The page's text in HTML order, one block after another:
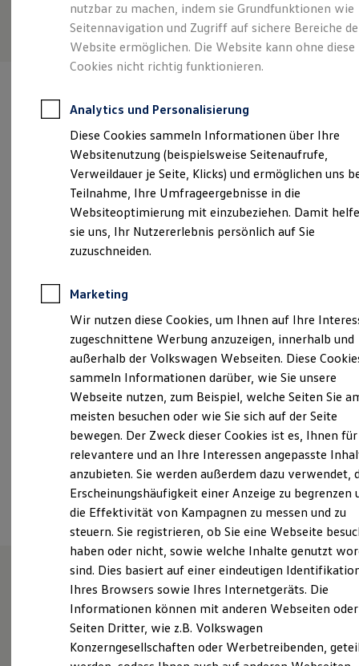
Junge Gebrauchtwagen-Leasing
Elektroauto Leasing
Kleinwagen-Leasing
Leasing ohne Anzahlung
Finanzierung
Kfz-Versicherung
Restschuldversicherungen
Garantien
Wartungsverträge
Geschäftskunden
Professional Class bei Volkswagen
Großkunden
Behörden
Direktkunden
Sonderfahrzeuge
Anpfiff zum Gewinn
Elektroautos
ID. Tutorials
Elektrofahrzeugkonzepte
Reichweite
Reichweite der ID. Modelle
Reichweite im Winter
Laden
Laden unterwegs
Laden Zuhause
Ladestationen finden
Ladezeitensimulator
Batterie
Sicherheit
Garantie und Lebensdauer
Nachhaltigkeit
Technologie
Kosten und Kauf
Verbrauchskosten
Kaufoptionen
E-Auto-Förderung
Software und Konnektivität
ID. Software Versionen und Updates
Digitale Extras
Schnittstellen zu Ihrem ID.
Schultz Automobilhandels SE (Impressum & Rechtliches )
info_55@gottfried-schultz.de
+49 2131 94560
Montag Freitag 07:00 18:00
Samstag
09:00-13:00 Uhr
Sonntag
Geschlossen
Ansprechpartner
Herzlich willkommen bei
Gottfried Schultz.
nutzbar zu machen, indem sie Grundfunktionen wie
Seitennavigation und Zugriff auf sichere Bereiche
Website ermöglichen. Die Website kann ohne diese
Cookies nicht richtig funktionieren.
Analytics und Personalisierung
Diese Cookies sammeln Informationen über Ihre
Websitenutzung (beispielsweise Seitenaufrufe,
Verweildauer je Seite, Klicks) und ermöglichen uns
Teilnahme, Ihre Umfrageergebnisse in die
Websiteoptimierung mit einzubeziehen. Damit
sie uns, Ihr Nutzererlebnis persönlich auf Sie
zuzuschneiden.
Marketing
Wir nutzen diese Cookies, um Ihnen auf Ihre
zugeschnittene Werbung anzuzeigen, innerhalb und
außerhalb der Volkswagen Webseiten. Diese
sammeln Informationen darüber, wie Sie unsere
Webseite nutzen, zum Beispiel, welche Seiten Sie
meisten besuchen oder wie Sie sich auf der Seite
bewegen. Der Zweck dieser Cookies ist es, Ihnen für
relevantere und an Ihre Interessen angepasste
anzubieten. Sie werden außerdem dazu verwendet,
Erscheinungshäufigkeit einer Anzeige zu begrenzen
die Effektivität von Kampagnen zu messen und zu
steuern. Sie registrieren, ob Sie eine Webseite
haben oder nicht, sowie welche Inhalte genutzt
sind. Dies basiert auf einer eindeutigen
Ihres Browsers sowie Ihres Internetgeräts. Die
Informationen können mit anderen Webseiten oder
Seiten Dritter, wie z.B. Volkswagen
Konzerngesellschaften oder Werbetreibenden,